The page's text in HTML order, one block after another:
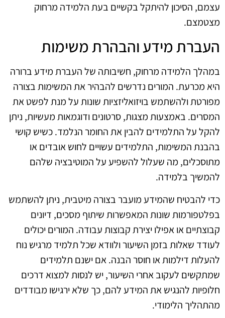
עצמם, הסיכון להיתקל בקשיים בעת הלמידה מרחוק
מצטמצם.
העברת מידע והבהרת משימות
במהלך הלמידה מרחוק, חשיבותה של העברת מידע ברורה
היא מכרעת. המורים נדרשים להבהיר את המשימות בצורה
מפורטת ולהשתמש בויזואליזציות שונות על מנת לפשט את
המסרים. באמצעות מצגות, סרטונים ודוגמאות מעשיות, ניתן
להקל על התלמידים להבין את החומר הנלמד. כשיש קושי
בהבנת המשימות, התלמידים עשויים לחוש אובדים או
מתוסכלים, מה שעלול להשפיע על המוטיבציה שלהם
להמשיך בלמידה.
כדי להבטיח שהמידע מועבר בצורה מיטבית, ניתן להשתמש
בפלטפורמות שונות המאפשרות שיתוף מסכים, דיונים
קבוצתיים או אפילו יצירת קבוצות עבודה. המורים יכולים
לעודד שאלות בזמן השיעור ולוודא שכל תלמיד מרגיש נוח
להעלות דילמות או חוסר הבנה. אם ישנם תלמידים
שמתקשים לעקוב אחרי השיעור, יש לנסות למצוא דרכים
חלופיות להנגיש את המידע להם, כך שלא ירגישו מבודדים
מהתהליך הלימודי.